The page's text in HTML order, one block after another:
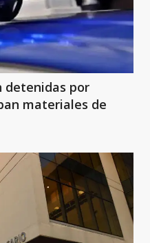
detenidas por
materiales de